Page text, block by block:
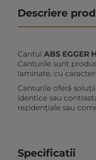
Descriere
Cantul ABS EGGER
Canturile sunt
laminate, cu
Canturile oferă
identice sau
rezidențiale sau
Specificatii